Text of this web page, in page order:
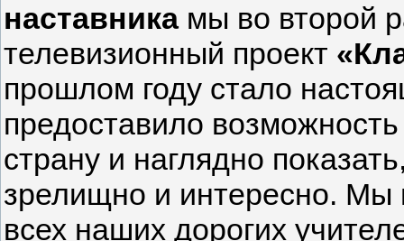
наставникамы во второй
телевизионный проект
прошлом году стало
предоставило
страну и наглядно
зрелищно и интересно. Мы
всех наших дорогих